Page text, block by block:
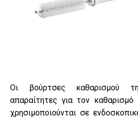
Οι βούρτσες καθαρισμού
απαραίτητες για τον
χρησιμοποιούνται σε